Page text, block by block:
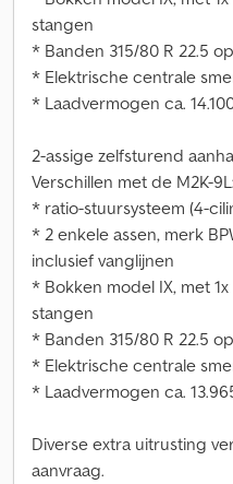
stangen
* Banden 315/80 R 22.5
* Elektrische centrale
* Laadvermogen ca.
2-assige zelfsturend
Verschillen met de M2K-9L:
* ratio-stuursysteem (4-
* 2 enkele assen, merk
inclusief vanglijnen
* Bokken model IX, met
stangen
* Banden 315/80 R 22.5
* Elektrische centrale
* Laadvermogen ca.
Diverse extra uitrusting
aanvraag.